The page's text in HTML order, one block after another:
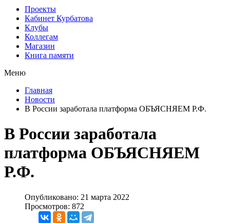
Проекты
Кабинет Курбатова
Клубы
Коллегам
Магазин
Книга памяти
Меню
Главная
Новости
В России заработала платформа ОБЪЯСНЯЕМ Р.Ф.
В России заработала
платформа ОБЪЯСНЯЕМ
Р.Ф.
Опубликовано: 21 марта 2022
Просмотров: 872